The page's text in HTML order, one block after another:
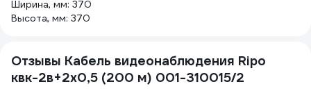
Ширина, мм: 370
Высота, мм: 370
Отзывы Кабель видеонаблюдения Ripo
квк-2в+2x0,5 (200 м) 001-310015/2